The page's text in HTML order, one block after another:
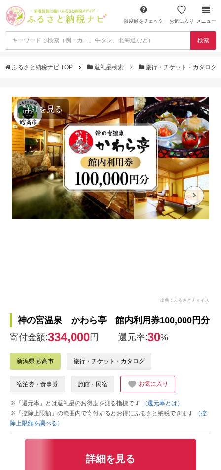
限度額をチェック お気に入り メニュー
検索
ふるさと納税ナビ TOP 返礼品検索 旅行・チケット・カタログ
詳細を見る
出典：ふるさとチョイス
神の宮温泉 かわら亭 館内利用券100,000円分
寄付金額:334,000円 還元率:30%
新潟県 妙高市 旅行・チケット・カタログ
宿泊券・食事券 旅館・民宿 お気に入り
※「還元率」とは返礼品のお得度を測る指標です
（還元率とは）
※「控除上限額」の範囲内で寄付するとお得にふるさと納税できます
（控
除上限額を調べる）
詳細を見る